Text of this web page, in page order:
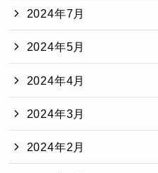
2024年7月
2024年5月
2024年4月
2024年3月
2024年2月